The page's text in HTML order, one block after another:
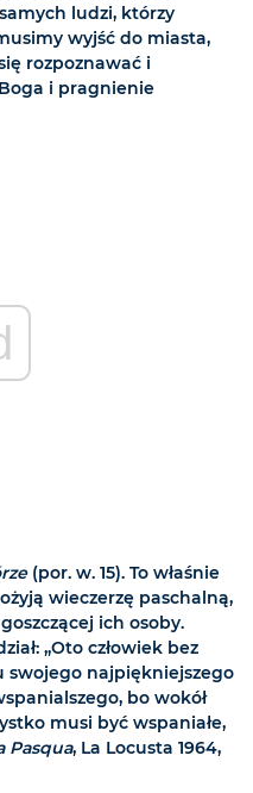
ludzi, którzy
wyjść do miasta,
rozpoznawać i
i pragnienie
(por. w. 15). To właśnie
wieczerzę paschalną,
ich osoby.
„Oto człowiek bez
swojego najpiękniejszego
bo wokół
musi być wspaniałe,
Pasqua, La Locusta 1964,